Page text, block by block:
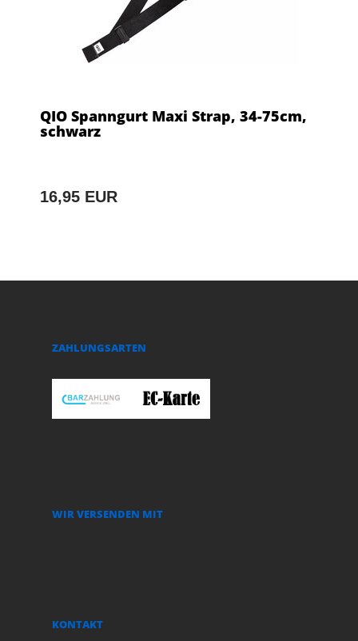
QIO Spanngurt Maxi Strap, 34-75cm,
schwarz
16,95 EUR
ZAHLUNGSARTEN
WIR VERSENDEN MIT
KONTAKT